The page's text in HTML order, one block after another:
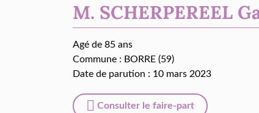
M. SCHERPEREEL
Agé de 85 ans
Commune : BORRE (59)
Date de parution : 10 mars 2023
Consulter le faire-part